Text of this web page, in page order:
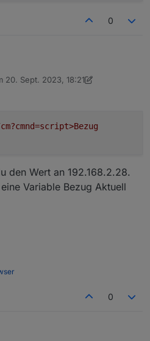
0
Telemetrieperiode eingestellt
"/cm?cmnd=script>Bezug
20. Sept. 2023, 18:21
von Wal
den Wert an 192.168.2.28.
Variable Bezug Aktuell
0